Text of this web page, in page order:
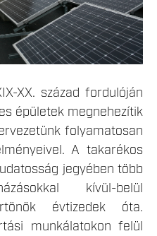
XX. század fordulóján
épületek megnehezítik
folyamatosan
A takarékos
jegyében több
kívül-belül
évtizedek óta.
munkálatokon felül